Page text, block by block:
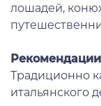
лошадей,
Традиционно
итальянского